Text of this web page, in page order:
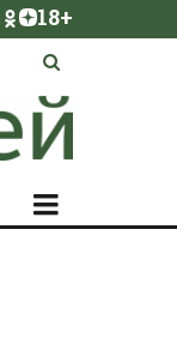
18+